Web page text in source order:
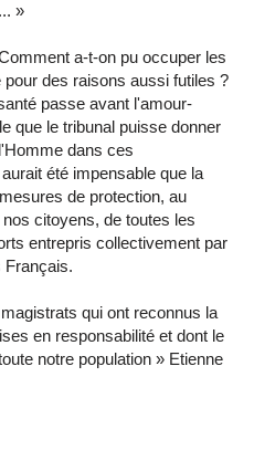
»
a-t-on pu occuper les
des raisons aussi futiles ?
passe avant l'amour-
que le tribunal puisse donner
dans ces
été impensable que la
de protection, au
citoyens, de toutes les
entrepris collectivement par
Français.
qui ont reconnus la
en responsabilité et dont le
notre population » Etienne